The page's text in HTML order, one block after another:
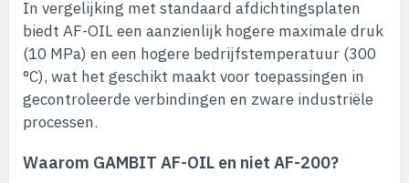
In vergelijking met standaard afdichtingsplaten
biedt AF-OIL een aanzienlijk hogere maximale druk
(10 MPa) en een hogere bedrijfstemperatuur (300
°C), wat het geschikt maakt voor toepassingen in
gecontroleerde verbindingen en zware industriële
processen.
Waarom GAMBIT AF-OIL en niet AF-200?